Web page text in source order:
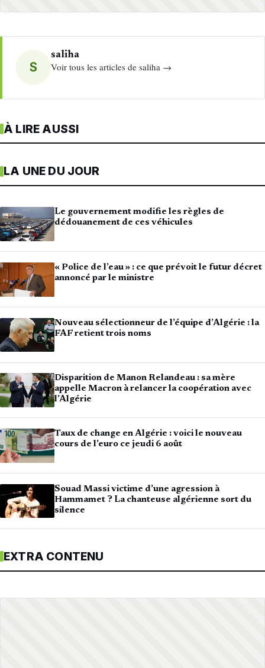
S
saliha
Voir tous les articles de saliha →
À LIRE AUSSI
LA UNE DU JOUR
Le gouvernement modifie les règles de
dédouanement de ces véhicules
« Police de l’eau » : ce que prévoit le futur décret
annoncé par le ministre
Nouveau sélectionneur de l’équipe d’Algérie : la
FAF retient trois noms
Disparition de Manon Relandeau : sa mère
appelle Macron à relancer la coopération avec
l’Algérie
Taux de change en Algérie : voici le nouveau
cours de l’euro ce jeudi 6 août
Souad Massi victime d’une agression à
Hammamet ? La chanteuse algérienne sort du
silence
EXTRA CONTENU